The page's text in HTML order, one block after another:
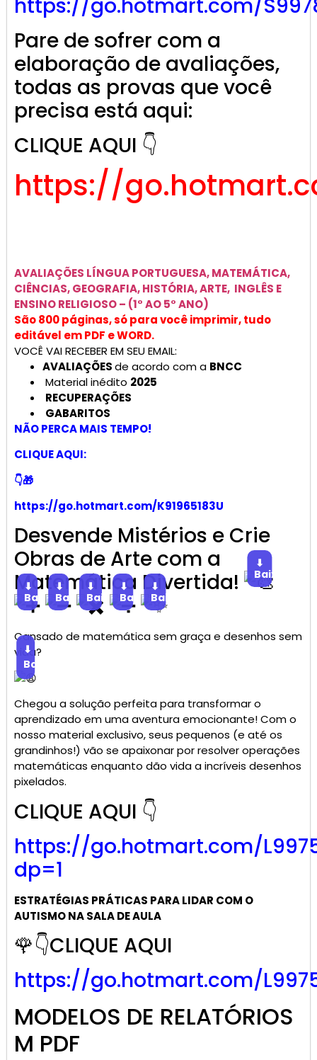
https://go.hotmart.com/
Pare de sofrer com a
elaboração de avaliações,
todas as provas que você
precisa está aqui:
CLIQUE AQUI 👇
https://
AVALIAÇÕES LÍNGUA PORTUGUESA, MATEMÁTICA,
CIÊNCIAS, GEOGRAFIA, HISTÓRIA, ARTE, INGLÊS E
ENSINO RELIGIOSO – (1° AO 5° ANO)
São 800 páginas, só para você imprimir, tudo
editável em PDF e WORD.
VOCÊ VAI RECEBER EM SEU EMAIL:
AVALIAÇÕESde acordo com a BNCC
Material inédito 2025
RECUPERAÇÕES
GABARITOS
NÃO PERCA MAIS TEMPO!
CLIQUE AQUI:
👇🎁
https://go.hotmart.com/K91965183U
Desvende Mistérios e Crie
Obras de Arte com a
Matemática Divertida!
⬇
Baixar
⬇
Baixar
⬇
Baixar
⬇
Baixar
⬇
Baixar
⬇
Baixar
Cansado de matemática sem graça e desenhos sem
vida?
⬇
Baixar
Chegou a solução perfeita para transformar o
aprendizado em uma aventura emocionante! Com o
nosso material exclusivo, seus pequenos (e até os
grandinhos!) vão se apaixonar por resolver operações
matemáticas enquanto dão vida a incríveis desenhos
pixelados.
CLIQUE AQUI 👇
https://go.hotmart.com/
dp=1
ESTRATÉGIAS PRÁTICAS PARA LIDAR COM O
AUTISMO NA SALA DE AULA
🌹👇CLIQUE AQUI
https://go.hotmart.com/
MODELOS DE RELATÓRIOS
M PDF